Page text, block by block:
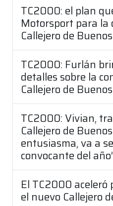
TC2000: el plan
Motorsport para la
Callejero de
TC2000: Furlán
detalles sobre la
Callejero de
TC2000: Vivian,
Callejero de
entusiasma, va a
convocante del
El TC2000 aceleró
el nuevo Callejero